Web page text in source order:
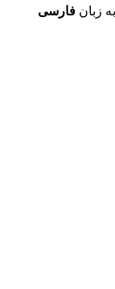
زبان فارسی